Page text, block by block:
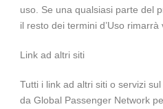
uso. Se una qualsiasi parte del
il resto dei termini d’Uso rimarrà
Link ad altri siti
Tutti i link ad altri siti o servizi
da Global Passenger Network